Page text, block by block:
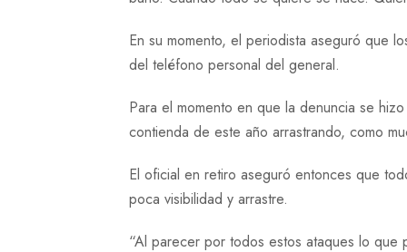
En su momento, el periodista aseguró que
del teléfono personal del general.
Para el momento en que la denuncia se
contienda de este año arrastrando, como
El oficial en retiro aseguró entonces que
poca visibilidad y arrastre.
“Al parecer por todos estos ataques lo